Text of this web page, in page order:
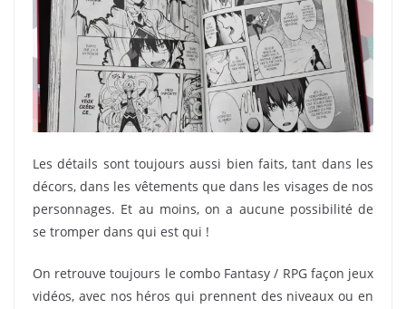
Les détails sont toujours aussi bien faits, tant dans les
décors, dans les vêtements que dans les visages de nos
personnages. Et au moins, on a aucune possibilité de
se tromper dans qui est qui !
On retrouve toujours le combo Fantasy / RPG façon jeux
vidéos, avec nos héros qui prennent des niveaux ou en